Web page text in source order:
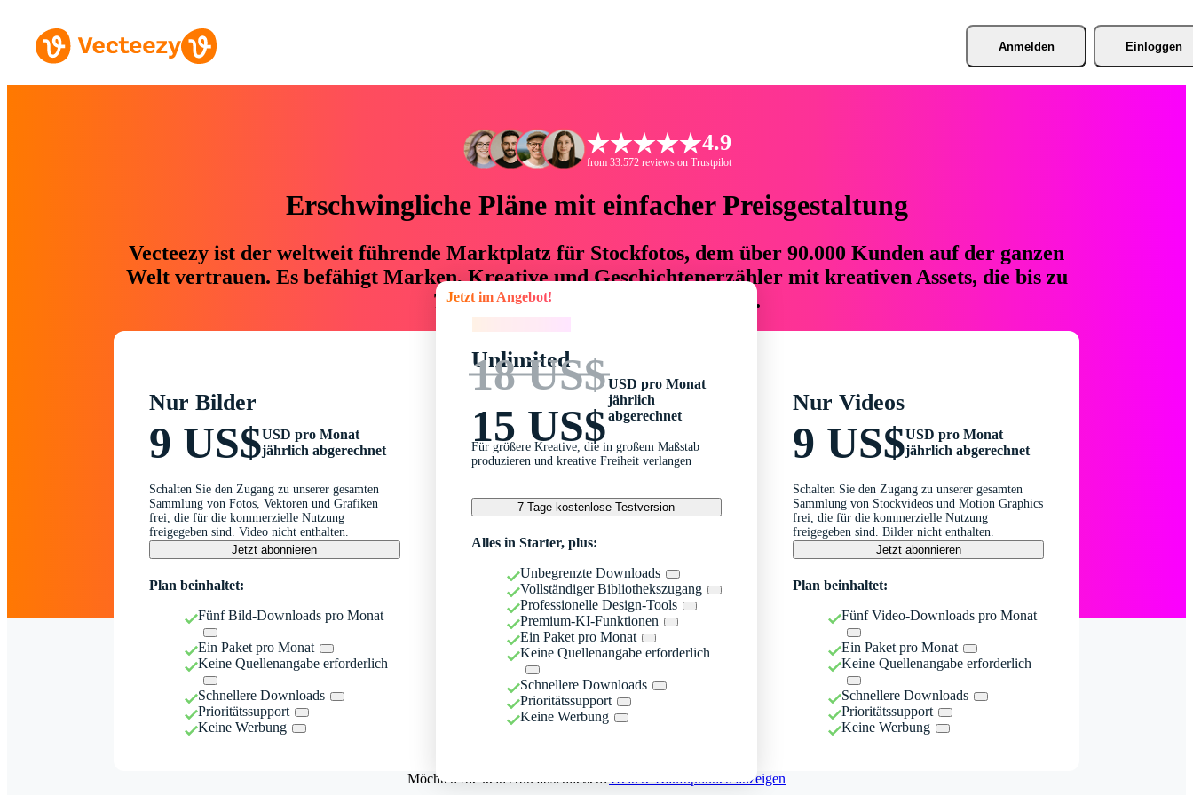
Anmelden Einloggen
4.9
from 33.572 reviews on Trustpilot
Erschwingliche Pläne mit einfacher Preisgestaltung
Vecteezy ist der weltweit führende Marktplatz für Stockfotos, dem über 90.000 Kunden auf der ganzen
Welt vertrauen. Es befähigt Marken, Kreative und Geschichtenerzähler mit kreativen Assets, die bis zu
76 % an Zeit und Budget einsparen.
Nur Bilder
9 US$USD pro Monat
jährlich abgerechnet
Schalten Sie den Zugang zu unserer gesamten
Sammlung von Fotos, Vektoren und Grafiken
frei, die für die kommerzielle Nutzung
freigegeben sind. Video nicht enthalten.
Jetzt abonnieren
Plan beinhaltet:
Fünf Bild-Downloads pro Monat
Ein Paket pro Monat
Keine Quellenangabe erforderlich
Schnellere Downloads
Prioritätssupport
Keine Werbung
Jetzt im Angebot!
Unlimited
18 US$
15 US$
USD pro Monat
jährlich
abgerechnet
Für größere Kreative, die in großem Maßstab
produzieren und kreative Freiheit verlangen
7-Tage kostenlose Testversion
Alles in Starter, plus:
Unbegrenzte Downloads
Vollständiger Bibliothekszugang
Professionelle Design-Tools
Premium-KI-Funktionen
Ein Paket pro Monat
Keine Quellenangabe erforderlich
Schnellere Downloads
Prioritätssupport
Keine Werbung
Nur Videos
9 US$USD pro Monat
jährlich abgerechnet
Schalten Sie den Zugang zu unserer gesamten
Sammlung von Stockvideos und Motion Graphics
frei, die für die kommerzielle Nutzung
freigegeben sind. Bilder nicht enthalten.
Jetzt abonnieren
Plan beinhaltet:
Fünf Video-Downloads pro Monat
Ein Paket pro Monat
Keine Quellenangabe erforderlich
Schnellere Downloads
Prioritätssupport
Keine Werbung
Möchten Sie kein Abo abschließen?Weitere Kaufoptionen anzeigen